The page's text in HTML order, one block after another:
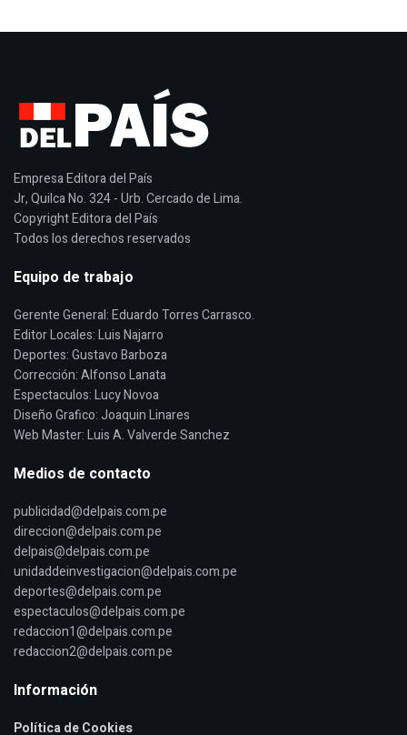
Empresa Editora del País
Jr, Quilca No. 324 - Urb. Cercado de Lima.
Copyright Editora del País
Todos los derechos reservados
Equipo de trabajo
Gerente General: Eduardo Torres Carrasco.
Editor Locales: Luis Najarro
Deportes: Gustavo Barboza
Corrección: Alfonso Lanata
Espectaculos: Lucy Novoa
Diseño Grafico: Joaquin Linares
Web Master: Luis A. Valverde Sanchez
Medios de contacto
publicidad@delpais.com.pe
direccion@delpais.com.pe
delpais@delpais.com.pe
unidaddeinvestigacion@delpais.com.pe
deportes@delpais.com.pe
espectaculos@delpais.com.pe
redaccion1@delpais.com.pe
redaccion2@delpais.com.pe
Información
Política de Cookies